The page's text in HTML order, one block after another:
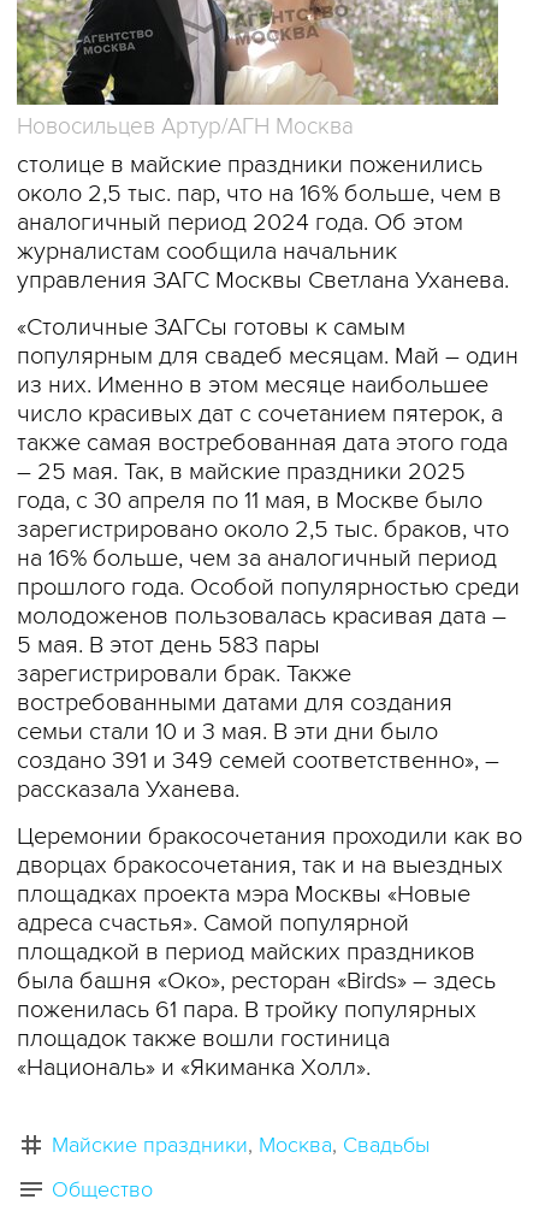
Новосильцев Артур/АГН Москва
столице в майские праздники поженились
около 2,5 тыс. пар, что на 16% больше, чем в
аналогичный период 2024 года. Об этом
журналистам сообщила начальник
управления ЗАГС Москвы Светлана Уханева.
«Столичные ЗАГСы готовы к самым
популярным для свадеб месяцам. Май – один
из них. Именно в этом месяце наибольшее
число красивых дат с сочетанием пятерок, а
также самая востребованная дата этого года
– 25 мая. Так, в майские праздники 2025
года, с 30 апреля по 11 мая, в Москве было
зарегистрировано около 2,5 тыс. браков, что
на 16% больше, чем за аналогичный период
прошлого года. Особой популярностью среди
молодоженов пользовалась красивая дата –
5 мая. В этот день 583 пары
зарегистрировали брак. Также
востребованными датами для создания
семьи стали 10 и 3 мая. В эти дни было
создано 391 и 349 семей соответственно», –
рассказала Уханева.
Церемонии бракосочетания проходили как во
дворцах бракосочетания, так и на выездных
площадках проекта мэра Москвы «Новые
адреса счастья». Самой популярной
площадкой в период майских праздников
была башня «Око», ресторан «Birds» – здесь
поженилась 61 пара. В тройку популярных
площадок также вошли гостиница
«Националь» и «Якиманка Холл».
Майские праздники Москва Свадьбы
Общество